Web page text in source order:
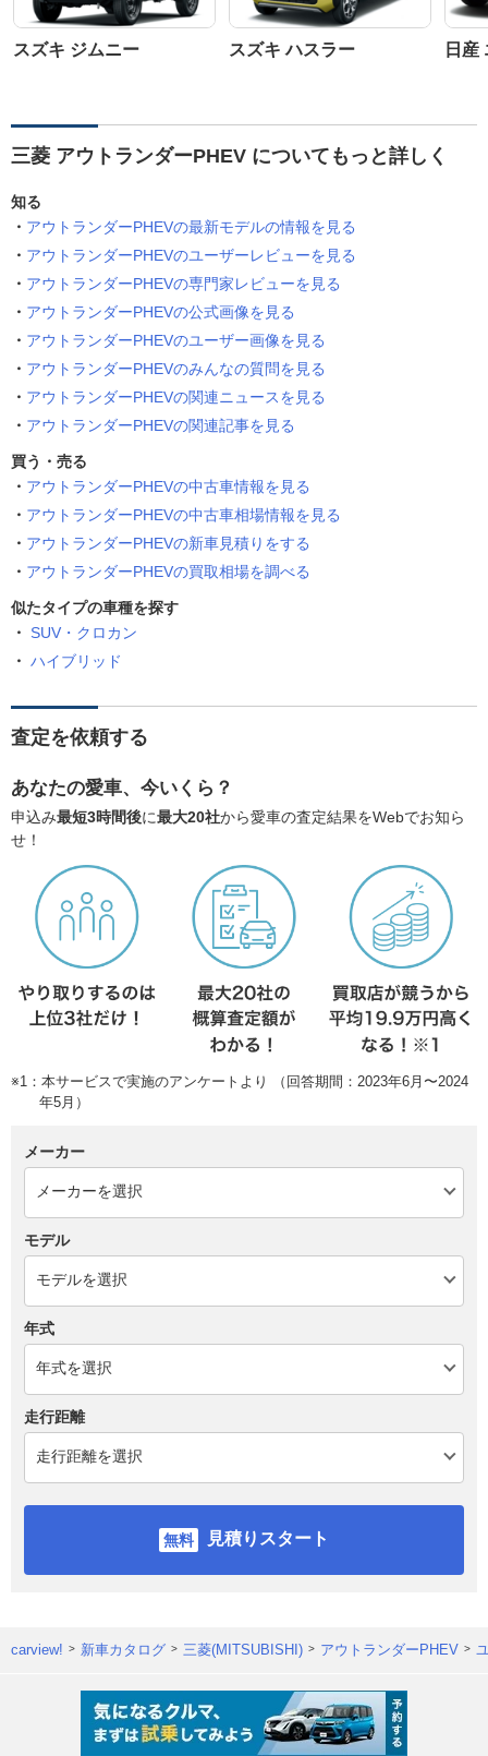
スズキ ジムニー スズキ ハスラー 日産
三菱 アウトランダーPHEV についてもっと詳しく
知る
アウトランダーPHEVの最新モデルの情報を見る
アウトランダーPHEVのユーザーレビューを見る
アウトランダーPHEVの専門家レビューを見る
アウトランダーPHEVの公式画像を見る
アウトランダーPHEVのユーザー画像を見る
アウトランダーPHEVのみんなの質問を見る
アウトランダーPHEVの関連ニュースを見る
アウトランダーPHEVの関連記事を見る
買う・売る
アウトランダーPHEVの中古車情報を見る
アウトランダーPHEVの中古車相場情報を見る
アウトランダーPHEVの新車見積りをする
アウトランダーPHEVの買取相場を調べる
似たタイプの車種を探す
SUV・クロカン
ハイブリッド
査定を依頼する
あなたの愛車、今いくら？
申込み最短3時間後に最大20社から愛車の査定結果をWebでお知ら
せ！
※1：本サービスで実施のアンケートより （回答期間：2023年6月〜2024
年5月）
メーカー
モデル
年式
走行距離
見積りスタート
carview! 新車カタログ 三菱(MITSUBISHI) アウトランダーPHEV